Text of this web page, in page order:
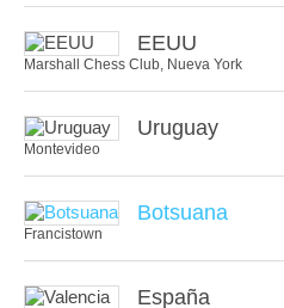
EEUU
Marshall Chess Club, Nueva York
Uruguay
Montevideo
Botsuana
Francistown
España